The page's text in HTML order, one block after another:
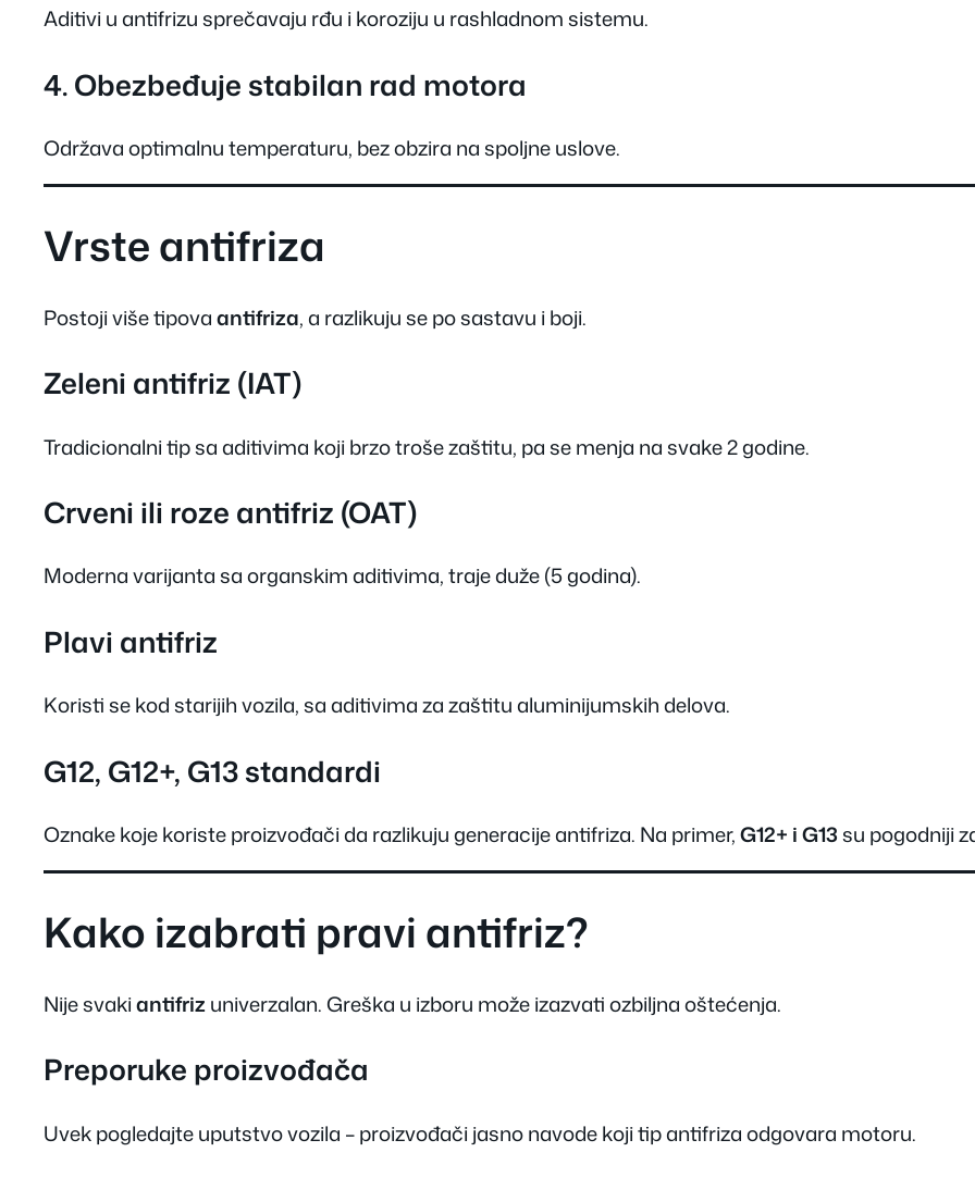
Aditivi u antifrizu sprečavaju rđu i koroziju u rashladnom sistemu.
4. Obezbeđuje stabilan rad motora
Održava optimalnu temperaturu, bez obzira na spoljne uslove.
Vrste antifriza
Postoji više tipovaantifriza, a razlikuju se po sastavu i boji.
Zeleni antifriz (IAT)
Tradicionalni tip sa aditivima koji brzo troše zaštitu, pa se menja na svake 2 godine.
Crveni ili roze antifriz (OAT)
Moderna varijanta sa organskim aditivima, traje duže (5 godina).
Plavi antifriz
Koristi se kod starijih vozila, sa aditivima za zaštitu aluminijumskih delova.
G12, G12+, G13 standardi
Oznake koje koriste proizvođači da razlikuju generacije antifriza. Na primer,G12+ i G13su pogodniji
Kako izabrati pravi antifriz?
Nije svakiantifrizuniverzalan. Greška u izboru može izazvati ozbiljna oštećenja.
Preporuke proizvođača
Uvek pogledajte uputstvo vozila – proizvođači jasno navode koji tip antifriza odgovara motoru.